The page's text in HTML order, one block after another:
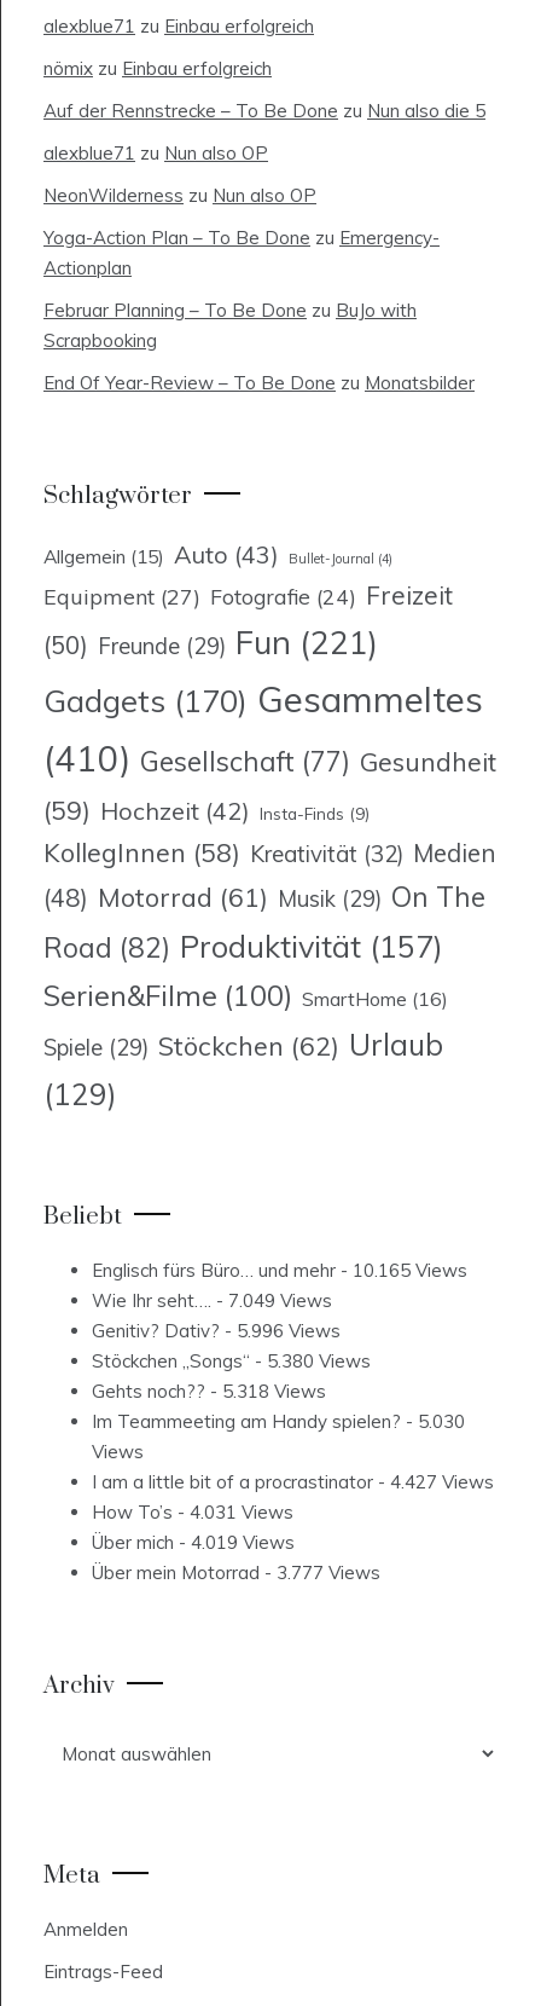
alexblue71 zu Einbau erfolgreich
nömix zu Einbau erfolgreich
Auf der Rennstrecke – To Be Done zu Nun also die 5
alexblue71 zu Nun also OP
NeonWilderness zu Nun also OP
Yoga-Action Plan – To Be Done zu Emergency-
Actionplan
Februar Planning – To Be Done zu BuJo with
Scrapbooking
End Of Year-Review – To Be Done zu Monatsbilder
Schlagwörter
Allgemein (15) Auto (43) Bullet-Journal (4)
Equipment (27) Fotografie (24) Freizeit
(50) Freunde (29) Fun (221)
Gadgets (170) Gesammeltes
(410) Gesellschaft (77) Gesundheit
(59) Hochzeit (42) Insta-Finds (9)
KollegInnen (58) Kreativität (32) Medien
(48) Motorrad (61) Musik (29) On The
Road (82) Produktivität (157)
Serien&Filme (100) SmartHome (16)
Spiele (29) Stöckchen (62) Urlaub
(129)
Beliebt
Englisch fürs Büro… und mehr - 10.165 Views
Wie Ihr seht…. - 7.049 Views
Genitiv? Dativ? - 5.996 Views
Stöckchen „Songs“ - 5.380 Views
Gehts noch?? - 5.318 Views
Im Teammeeting am Handy spielen? - 5.030
Views
I am a little bit of a procrastinator - 4.427 Views
How To’s - 4.031 Views
Über mich - 4.019 Views
Über mein Motorrad - 3.777 Views
Archiv
Meta
Anmelden
Eintrags-Feed